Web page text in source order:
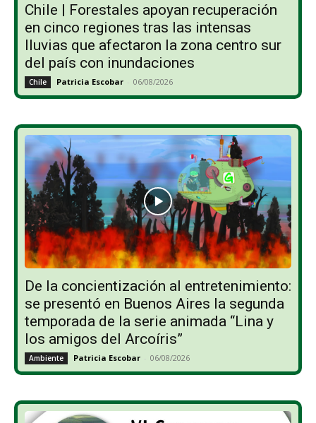
Chile | Forestales apoyan recuperación
en cinco regiones tras las intensas
lluvias que afectaron la zona centro sur
del país con inundaciones
Chile Patricia Escobar - 06/08/2026
De la concientización al entretenimiento:
se presentó en Buenos Aires la segunda
temporada de la serie animada “Lina y
los amigos del Arcoíris”
Ambiente Patricia Escobar - 06/08/2026